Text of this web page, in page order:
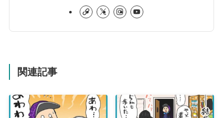
関連記事